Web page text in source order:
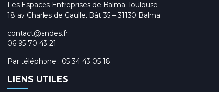
Les Espaces Entreprises de Balma-Toulouse
18 av Charles de Gaulle, Bât 35 – 31130 Balma
contact@andes.fr
06 95 70 43 21
Par téléphone : 05 34 43 05 18
LIENS UTILES